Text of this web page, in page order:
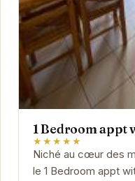
1 Bedroom appt
★★★★★
Niché au cœur des
le 1 Bedroom appt